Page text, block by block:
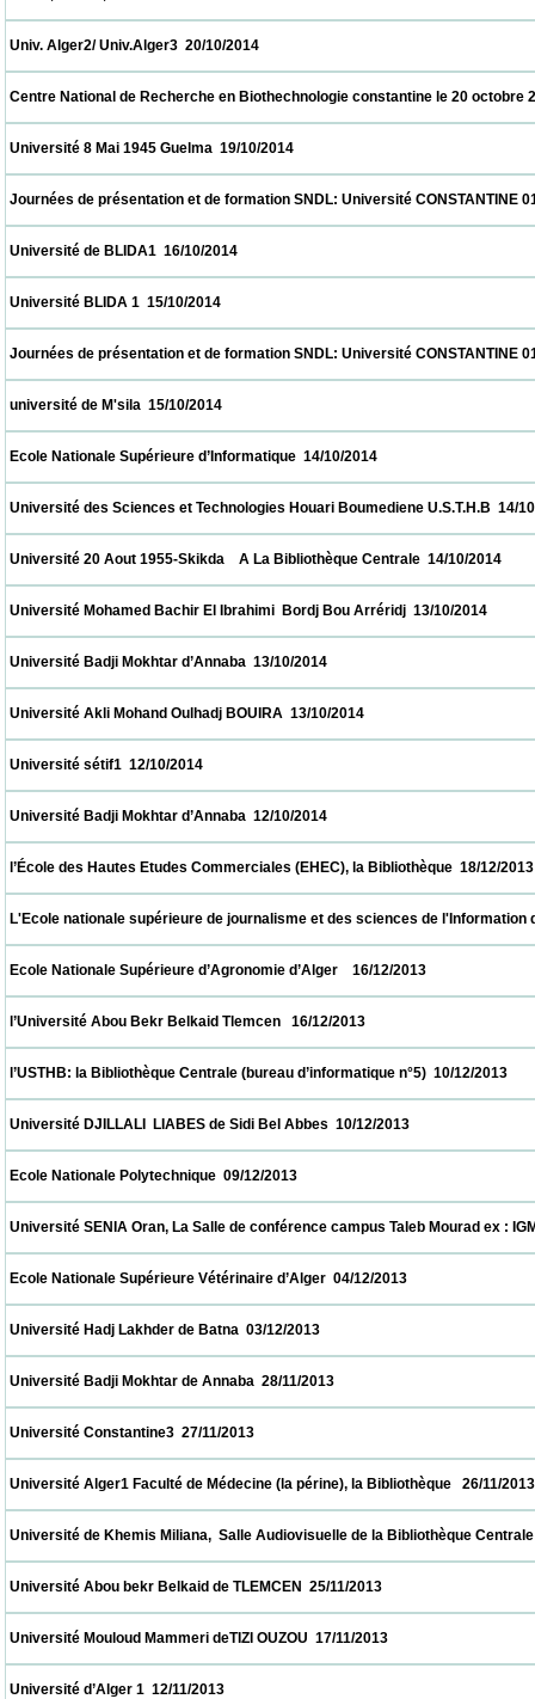
Univ. Alger2/ Univ.Alger3  20/10/2014
Centre National de Recherche en Biothechnologie constantine le
Université 8 Mai 1945 Guelma  19/10/2014
Journées de présentation et de formation SNDL: Université
Université de BLIDA1  16/10/2014
Université BLIDA 1  15/10/2014
Journées de présentation et de formation SNDL: Université
université de M'sila  15/10/2014
Ecole Nationale Supérieure d’Informatique  14/10/2014
Université des Sciences et Technologies Houari Boumediene
Université 20 Aout 1955-Skikda    A La Bibliothèque Centrale
Université Mohamed Bachir El Ibrahimi  Bordj Bou Arréridj  13/
Université Badji Mokhtar d’Annaba  13/10/2014
Université Akli Mohand Oulhadj BOUIRA  13/10/2014
Université sétif1  12/10/2014
Université Badji Mokhtar d’Annaba  12/10/2014
l’École des Hautes Etudes Commerciales (EHEC), la
L'Ecole nationale supérieure de journalisme et des sciences de
Ecole Nationale Supérieure d’Agronomie d’Alger    16/12/2013
l’Université Abou Bekr Belkaid Tlemcen   16/12/2013
l’USTHB: la Bibliothèque Centrale (bureau d’informatique n°5)
Université DJILLALI  LIABES de Sidi Bel Abbes  10/12/2013
Ecole Nationale Polytechnique  09/12/2013
Université SENIA Oran, La Salle de conférence campus Taleb
Ecole Nationale Supérieure Vétérinaire d’Alger  04/12/2013
Université Hadj Lakhder de Batna  03/12/2013
Université Badji Mokhtar de Annaba  28/11/2013
Université Constantine3  27/11/2013
Université Alger1 Faculté de Médecine (la périne), la
Université de Khemis Miliana,  Salle Audiovisuelle de la
Université Abou bekr Belkaid de TLEMCEN  25/11/2013
Université Mouloud Mammeri deTIZI OUZOU  17/11/2013
Université d’Alger 1  12/11/2013